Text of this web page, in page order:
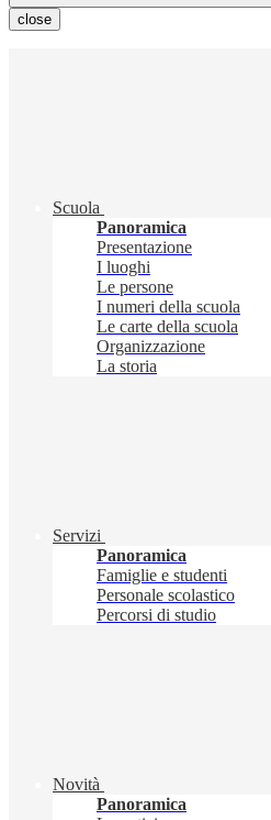
close
Scuola
Panoramica
Presentazione
I luoghi
Le persone
I numeri della scuola
Le carte della scuola
Organizzazione
La storia
Servizi
Panoramica
Famiglie e studenti
Personale scolastico
Percorsi di studio
Novità
Panoramica